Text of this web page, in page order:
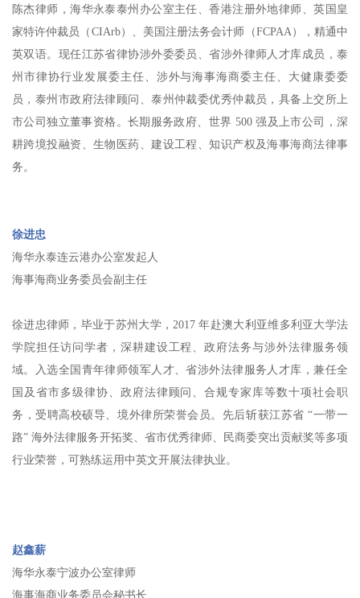
陈杰律师，海华永泰泰州办公室主任、香港注册外地律师、英国皇
家特许仲裁员（CIArb）、美国注册法务会计师（FCPAA），精通中
英双语。现任江苏省律协涉外委委员、省涉外律师人才库成员，泰
州市律协行业发展委主任、涉外与海事海商委主任、大健康委委
员，泰州市政府法律顾问、泰州仲裁委优秀仲裁员，具备上交所上
市公司独立董事资格。长期服务政府、世界 500 强及上市公司，深
耕跨境投融资、生物医药、建设工程、知识产权及海事海商法律事
务。
徐进忠
海华永泰连云港办公室发起人
海事海商业务委员会副主任
徐进忠律师，毕业于苏州大学，2017 年赴澳大利亚维多利亚大学法
学院担任访问学者，深耕建设工程、政府法务与涉外法律服务领
域。入选全国青年律师领军人才、省涉外法律服务人才库，兼任全
国及省市多级律协、政府法律顾问、合规专家库等数十项社会职
务，受聘高校硕导、境外律所荣誉会员。先后斩获江苏省 “一带一
路” 海外法律服务开拓奖、省市优秀律师、民商委突出贡献奖等多项
行业荣誉，可熟练运用中英文开展法律执业。
赵鑫薪
海华永泰宁波办公室律师
海事海商业务委员会秘书长